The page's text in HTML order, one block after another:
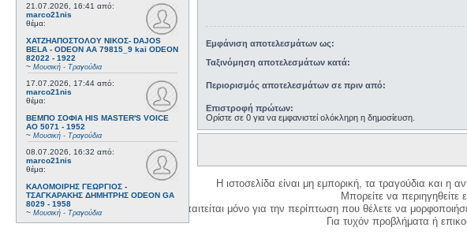
21.07.2026, 16:41 από:
marco21nis
θέμα:
ΧΑΤΖΗΑΠΟΣΤΟΛΟΥ ΝΙΚΟΣ- DAJOS
BELA - ODEON AA 79815_9 kai ODEON
82022 - 1922
~ Μουσική - Τραγούδια
17.07.2026, 17:44 από:
marco21nis
θέμα:
ΒΕΜΠΟ ΣΟΦΙΑ HIS MASTER'S VOICE
AO 5071 - 1952
~ Μουσική - Τραγούδια
08.07.2026, 16:32 από:
marco21nis
θέμα:
ΚΑΛΟΜΟΙΡΗΣ ΓΕΩΡΓΙΟΣ -
ΤΣΑΓΚΑΡΑΚΗΣ ΔΗΜΗΤΡΗΣ ODEON GA
8029 - 1958
~ Μουσική - Τραγούδια
Εμφάνιση αποτελεσμάτων ως:
Ταξινόμηση αποτελεσμάτων κατά:
Περιορισμός αποτελεσμάτων σε πριν από:
Επιστροφή πρώτων:
Ορίστε σε 0 για να εμφανιστεί ολόκληρη η δημοσίευση.
Η ιστοσελίδα είναι μη εμπορική, τα τραγούδια και η
Μπορείτε να
Η δημιουργία λογαριασμού απαιτείται μόνο για την περίπτωση που θέλετε να
Για τυχόν προβλήματα ή